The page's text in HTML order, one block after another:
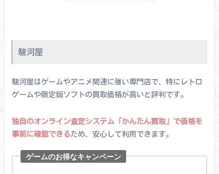
駿河屋
駿河屋はゲームやアニメ関連に強い専門店で、特にレトロ
ゲームや限定版ソフトの買取価格が高いと評判です。
独自のオンライン査定システム「かんたん買取」で価格を
事前に確認できるため、安心して利用できます。
ゲームのお得なキャンペーン